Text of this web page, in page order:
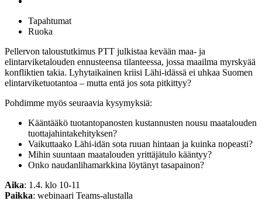
Tapahtumat
Ruoka
Pellervon taloustutkimus PTT julkistaa kevään maa- ja
elintarviketalouden ennusteensa tilanteessa, jossa maailma myrskyää
konfliktien takia. Lyhytaikainen kriisi Lähi-idässä ei uhkaa Suomen
elintarviketuotantoa – mutta entä jos sota pitkittyy?
Pohdimme myös seuraavia kysymyksiä:
Kääntääkö tuotantopanosten kustannusten nousu maatalouden
tuottajahintakehityksen?
Vaikuttaako Lähi-idän sota ruuan hintaan ja kuinka nopeasti?
Mihin suuntaan maatalouden yrittäjätulo kääntyy?
Onko naudanlihamarkkina löytänyt tasapainon?
Aika: 1.4. klo 10-11
Paikka: webinaari Teams-alustalla